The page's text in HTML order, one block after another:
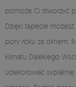
pomoże Ci stworzyć
Dzięki tapecie
pory roku za oknem.
klimatu Dalekiego
udekorować